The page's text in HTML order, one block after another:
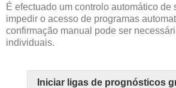
É efectuado um controlo automático de
impedir o acesso de programas
confirmação manual pode ser
individuais.
Iniciar ligas de prognósticos